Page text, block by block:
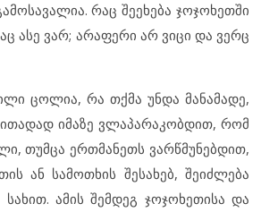
რაც შეეხება ჯოჯოხეთში
ასე ვარ; არაფერი არ ვიცი და ვერც
ცოლია, რა თქმა უნდა მანამადე,
იმაზე ვლაპარაკობდით, რომ
თუმცა ერთმანეთს ვარწმუნებდით,
ან სამოთხის შესახებ, შეიძლება
ამის შემდეგ ჯოჯოხეთისა და